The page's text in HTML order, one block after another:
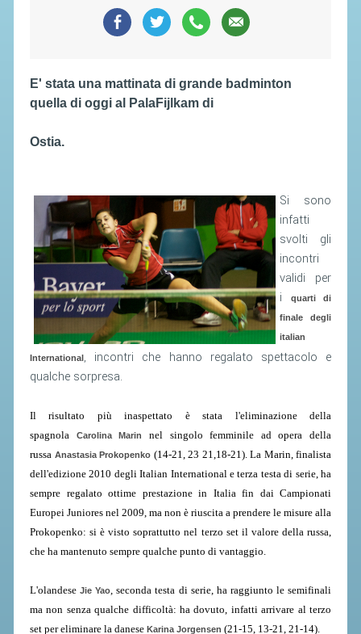
E' stata una mattinata di grande badminton
quella di oggi al PalaFijlkam di
Ostia.
Si sono
infatti
svolti gli
incontri
validi per
i
quarti di
finale degli
italian
International, incontri che hanno regalato spettacolo e
qualche sorpresa.
Il risultato più inaspettato è stata l'eliminazione della
spagnola
Carolina Marin
nel singolo femminile ad opera della
russa Anastasia Prokopenko (14-21, 23 21,18-21). La Marin, finalista
dell'edizione 2010 degli Italian International e terza testa di serie, ha
sempre regalato ottime prestazione in Italia fin dai Campionati
Europei Juniores nel 2009, ma non è riuscita a prendere le misure alla
Prokopenko: si è visto soprattutto nel terzo set il valore della russa,
che ha mantenuto sempre qualche punto di vantaggio.
L'olandeseJie Yao , seconda testa di serie, ha raggiunto le semifinali
ma non senza qualche difficoltà: ha dovuto, infatti arrivare al terzo
set per eliminare la danese Karina Jorgensen (21-15, 13-21, 21-14).
SEGRETERIA FEDERALE
CONTATTI
CIRCOLARI
RESPONSABILITÀ SOCIALE
GIUSTIZIA FEDERALE
REGOLAMENTI
PROVVEDIMENTI
ORGANI DI GIUSTIZIA FEDERALE
MAGLIA AZZURRA
CTF – PALABADMINTON
ATLETI D'INTERESSE NAZIONALE
SCHEDE ATLETI
VOLA CON NOI
CENTRI TECNICI TERRITORIALI
TESSERAMENTO